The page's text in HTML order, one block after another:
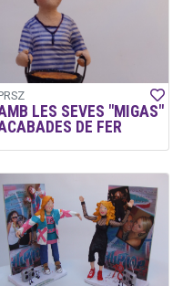
LES SEVES "MIGAS"
DE FER